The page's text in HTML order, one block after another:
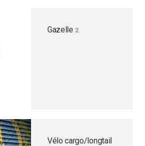
Gazelle 2
Vélo cargo/longtail